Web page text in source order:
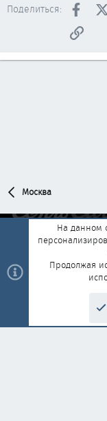
Поделиться:
Москва
Обратная связь
Политика
add-ons by ThemeHouse
На данном
Продолжая